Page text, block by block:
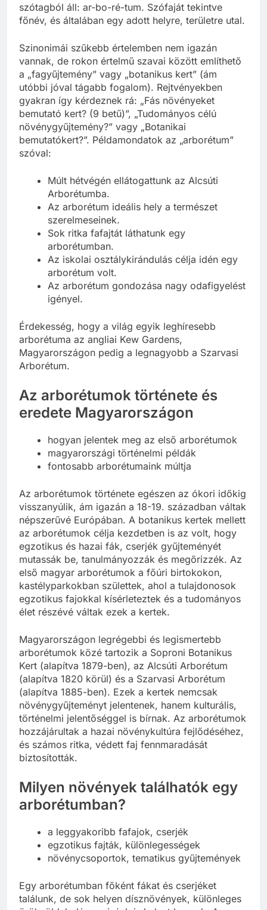
gyűjteménye. Ez a kifejezés 9 betű, három
szótagból áll: ar-bo-ré-tum. Szófaját tekintve
Szinonimái szűkebb értelemben nem igazán
vannak, de rokon értelmű szavai között említhető
a „fagyűjtemény” vagy „botanikus kert” (ám
utóbbi jóval tágabb fogalom). Rejtvényekben
gyakran így kérdeznek rá: „Fás növényeket
bemutató kert? (9 betű)”, „Tudományos célú
növénygyűjtemény?” vagy „Botanikai
bemutatókert?”. Példamondatok az „arborétum”
Múlt hétvégén ellátogattunk az Alcsúti
Arborétumba.
Az arborétum ideális hely a természet
szerelmeseinek.
Sok ritka fafajtát láthatunk egy
arborétumban.
Az iskolai osztálykirándulás célja idén egy
arborétum volt.
Az arborétum gondozása nagy odafigyelést
Érdekesség, hogy a világ egyik leghíresebb
arborétuma az angliai Kew Gardens,
Magyarországon pedig a legnagyobb a Szarvasi
Az arborétumok története és
eredete Magyarországon
hogyan jelentek meg az első arborétumok
magyarországi történelmi példák
Az arborétumok története egészen az ókori időkig
visszanyúlik, ám igazán a 18-19. században váltak
népszerűvé Európában. A botanikus kertek mellett
az arborétumok célja kezdetben is az volt, hogy
egzotikus és hazai fák, cserjék gyűjteményét
mutassák be, tanulmányozzák és megőrizzék. Az
első magyar arborétumok a főúri birtokokon,
kastélyparkokban születtek, ahol a tulajdonosok
egzotikus fajokkal kísérleteztek és a tudományos
Magyarországon legrégebbi és legismertebb
arborétumok közé tartozik a Soproni Botanikus
Kert (alapítva 1879-ben), az Alcsúti Arborétum
(alapítva 1820 körül) és a Szarvasi Arborétum
(alapítva 1885-ben). Ezek a kertek nemcsak
növénygyűjteményt jelentenek, hanem kulturális,
történelmi jelentőséggel is bírnak. Az arborétumok
hozzájárultak a hazai növénykultúra fejlődéséhez,
és számos ritka, védett faj fennmaradását
Milyen növények találhatók egy
arborétumban?
a leggyakoribb fafajok, cserjék
egzotikus fajták, különlegességek
Egy arborétumban főként fákat és cserjéket